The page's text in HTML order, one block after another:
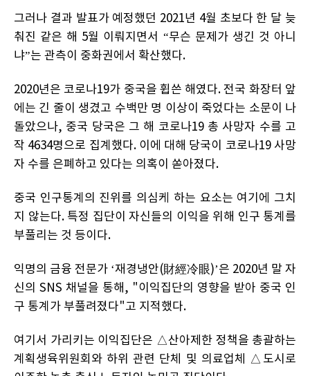
그러나 결과 발표가 예정했던 2021년 4월 초보다 한 달 늦
춰진 같은 해 5월 이뤄지면서 “무슨 문제가 생긴 것 아니
냐”는 관측이 중화권에서 확산했다.
2020년은 코로나19가 중국을 휩쓴 해였다. 전국 화장터 앞
에는 긴 줄이 생겼고 수백만 명 이상이 죽었다는 소문이 나
돌았으나, 중국 당국은 그 해 코로나19 총 사망자 수를 고
작 4634명으로 집계했다. 이에 대해 당국이 코로나19 사망
자 수를 은폐하고 있다는 의혹이 쏟아졌다.
중국 인구통계의 진위를 의심케 하는 요소는 여기에 그치
지 않는다. 특정 집단이 자신들의 이익을 위해 인구 통계를
부풀리는 것 등이다.
익명의 금융 전문가 ‘재경냉안(財經冷眼)’은 2020년 말 자
신의 SNS 채널을 통해, "이익집단의 영향을 받아 중국 인
구 통계가 부풀려졌다"고 지적했다.
여기서 가리키는 이익집단은 △산아제한 정책을 총괄하는
계획생육위원회와 하위 관련 단체 및 의료업체 △도시로